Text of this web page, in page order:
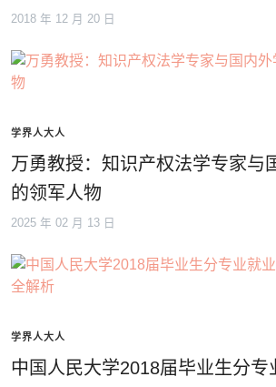
2018 年 12 月 20 日
学界人大人
万勇教授：知识产权法学专家与
的领军人物
2025 年 02 月 13 日
学界人大人
中国人民大学2018届毕业生分专